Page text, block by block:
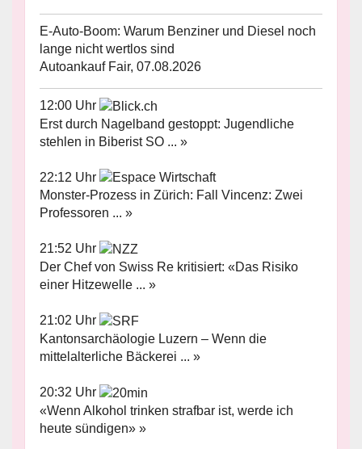
E-Auto-Boom: Warum Benziner und Diesel noch
lange nicht wertlos sind
Autoankauf Fair, 07.08.2026
12:00 Uhr
Erst durch Nagelband gestoppt: Jugendliche
stehlen in Biberist SO ... »
22:12 Uhr
Monster-Prozess in Zürich: Fall Vincenz: Zwei
Professoren ... »
21:52 Uhr
Der Chef von Swiss Re kritisiert: «Das Risiko
einer Hitzewelle ... »
21:02 Uhr
Kantonsarchäologie Luzern – Wenn die
mittelalterliche Bäckerei ... »
20:32 Uhr
«Wenn Alkohol trinken strafbar ist, werde ich
heute sündigen» »